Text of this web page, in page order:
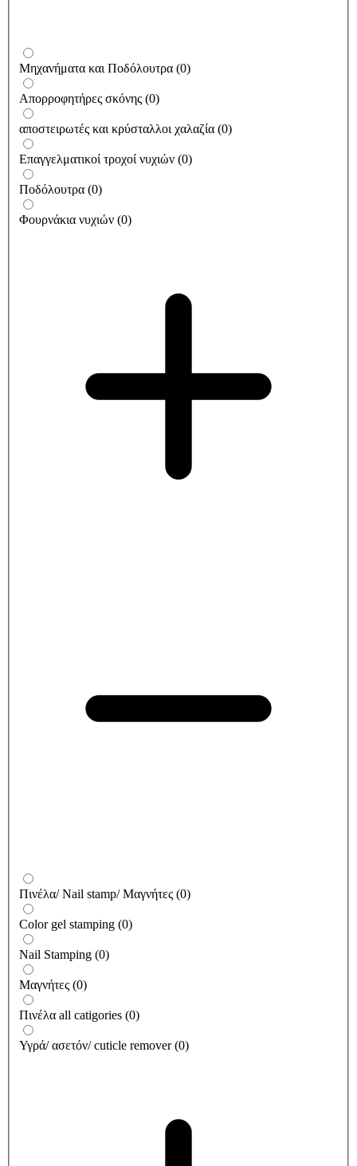
Μηχανήματα και Ποδόλουτρα (0)
Απορροφητήρες σκόνης (0)
αποστειρωτές και κρύσταλλοι χαλαζία (0)
Επαγγελματικοί τροχοί νυχιών (0)
Ποδόλουτρα (0)
Φουρνάκια νυχιών (0)
Πινέλα/ Nail stamp/ Μαγνήτες (0)
Color gel stamping (0)
Nail Stamping (0)
Μαγνήτες (0)
Πινέλα all catigories (0)
Υγρά/ ασετόν/ cuticle remover (0)